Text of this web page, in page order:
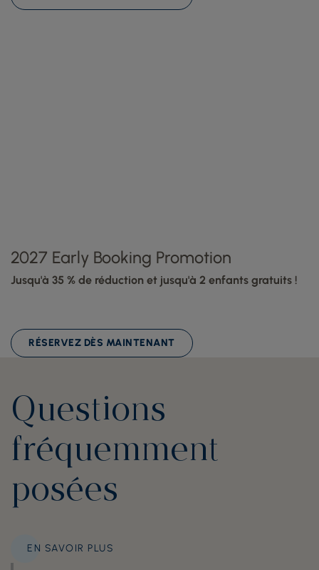
2027 Early Booking Promotion
Jusqu'à 35 % de réduction et jusqu'à 2 enfants gratuits !
RÉSERVEZ DÈS MAINTENANT
Questions
fréquemment
posées
EN SAVOIR PLUS